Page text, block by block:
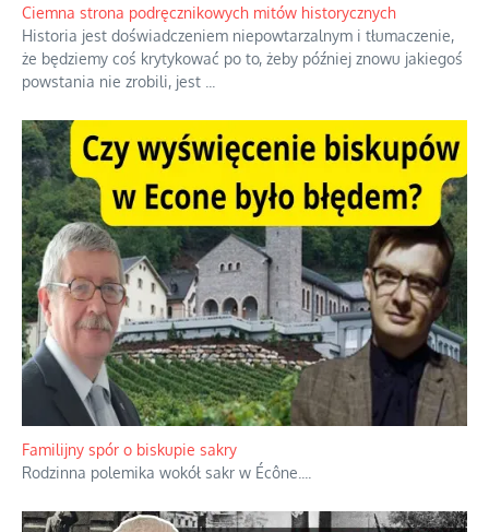
Ciemna strona podręcznikowych mitów historycznych
Historia jest doświadczeniem niepowtarzalnym i tłumaczenie,
że będziemy coś krytykować po to, żeby później znowu jakiegoś
powstania nie zrobili, jest
Familijny spór o biskupie sakry
Rodzinna polemika wokół sakr w Écône.